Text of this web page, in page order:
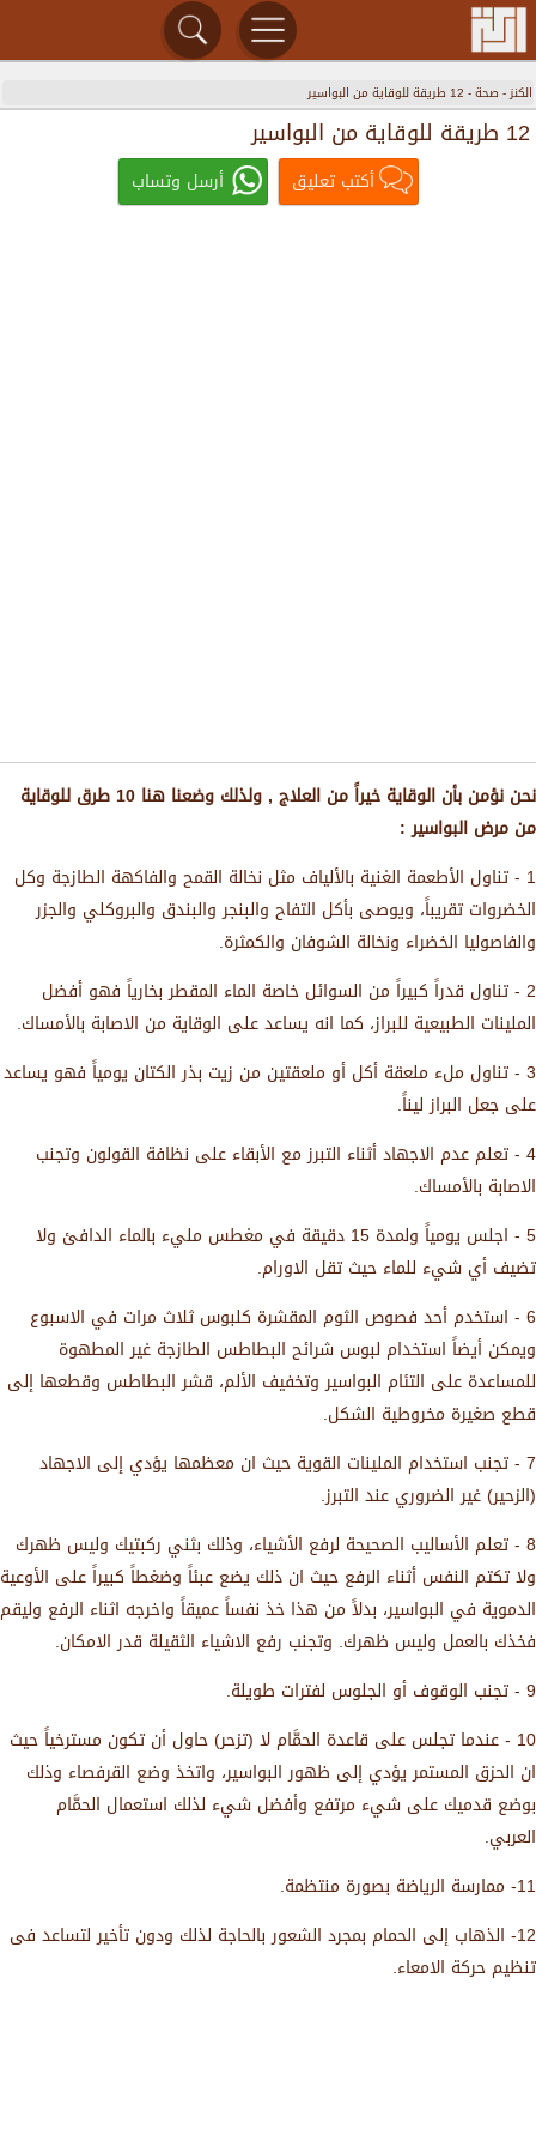
الكنز- صحة- 12 طريقة للوقاية من البواسير
12 طريقة للوقاية من البواسير
أكتب تعليق أرسل وتساب
نحن نؤمن بأن الوقاية خيراً من العلاج , ولذلك وضعنا هنا 10 طرق للوقاية
من مرض البواسير :
1 - تناول الأطعمة الغنية بالألياف مثل نخالة القمح والفاكهة الطازجة وكل
الخضروات تقريباً، ويوصى بأكل التفاح والبنجر والبندق والبروكلي والجزر
والفاصوليا الخضراء ونخالة الشوفان والكمثرة.
2 - تناول قدراً كبيراً من السوائل خاصة الماء المقطر بخارياً فهو أفضل
الملينات الطبيعية للبراز، كما انه يساعد على الوقاية من الاصابة بالأمساك.
3 - تناول ملء ملعقة أكل أو ملعقتين من زيت بذر الكتان يومياً فهو يساعد
على جعل البراز ليناً.
4 - تعلم عدم الاجهاد أثناء التبرز مع الأبقاء على نظافة القولون وتجنب
الاصابة بالأمساك.
5 - اجلس يومياً ولمدة 15 دقيقة في مغطس مليء بالماء الدافئ ولا
تضيف أي شيء للماء حيث تقل الاورام.
6 - استخدم أحد فصوص الثوم المقشرة كلبوس ثلاث مرات في الاسبوع
ويمكن أيضاً استخدام لبوس شرائح البطاطس الطازجة غير المطهوة
للمساعدة على التئام البواسير وتخفيف الألم، قشر البطاطس وقطعها إلى
قطع صغيرة مخروطية الشكل.
7 - تجنب استخدام الملينات القوية حيث ان معظمها يؤدي إلى الاجهاد
(الزحير) غير الضروري عند التبرز.
8 - تعلم الأساليب الصحيحة لرفع الأشياء، وذلك بثني ركبتيك وليس ظهرك
ولا تكتم النفس أثناء الرفع حيث ان ذلك يضع عبئاً وضغطاً كبيراً على الأوعية
الدموية في البواسير، بدلاً من هذا خذ نفساً عميقاً واخرجه اثناء الرفع وليقم
فخذك بالعمل وليس ظهرك. وتجنب رفع الاشياء الثقيلة قدر الامكان.
9 - تجنب الوقوف أو الجلوس لفترات طويلة.
10 - عندما تجلس على قاعدة الحمَّام لا (تزحر) حاول أن تكون مسترخياً حيث
ان الحزق المستمر يؤدي إلى ظهور البواسير، واتخذ وضع القرفصاء وذلك
بوضع قدميك على شيء مرتفع وأفضل شيء لذلك استعمال الحمَّام
العربي.
11- ممارسة الرياضة بصورة منتظمة.
12- الذهاب إلى الحمام بمجرد الشعور بالحاجة لذلك ودون تأخير لتساعد فى
تنظيم حركة الامعاء.